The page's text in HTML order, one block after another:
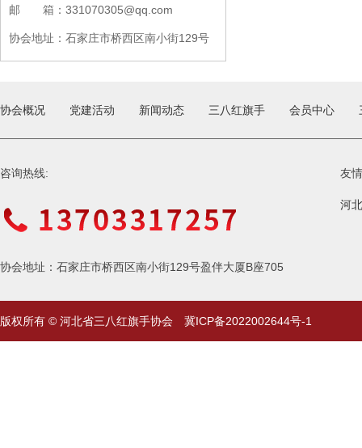
邮 箱：331070305@qq.com
协会地址：石家庄市桥西区南小街129号
协会概况 党建活动 新闻动态 三八红旗手 会员中心
咨询热线:
协会地址：石家庄市桥西区南小街129号盈伴大厦B座705
友
河
版权所有 © 河北省三八红旗手协会 冀ICP备2022002644号-1